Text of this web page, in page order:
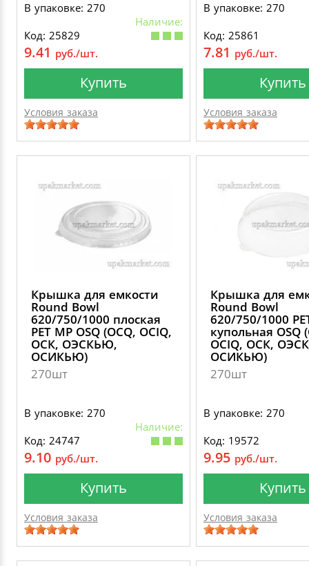
В упаковке: 270
Наличие:
Код: 25829
9.41 руб./шт.
Купить
Условия заказа
В упаковке: 270
Код: 25861
7.81 руб./шт.
Купить
Условия заказа
Крышка для емкости
Round Bowl
620/750/1000 плоская
PET MP OSQ (OCQ, OCIQ,
ОСК, ОЭСКЬЮ,
ОСИКЬЮ)
270шт
В упаковке: 270
Наличие:
Код: 24747
9.10 руб./шт.
Купить
Условия заказа
Крышка для
Round Bowl
620/750/1000
купольная OSQ
OCIQ, ОСК,
ОСИКЬЮ)
270шт
В упаковке: 270
Код: 19572
9.95 руб./шт.
Купить
Условия заказа